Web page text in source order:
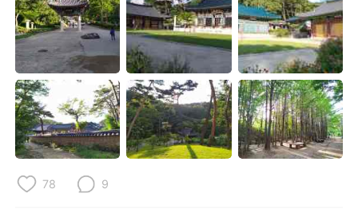
Русский ไทย
Indonesia Italiano
Türkçe Tiếng Việt
Português
78 9